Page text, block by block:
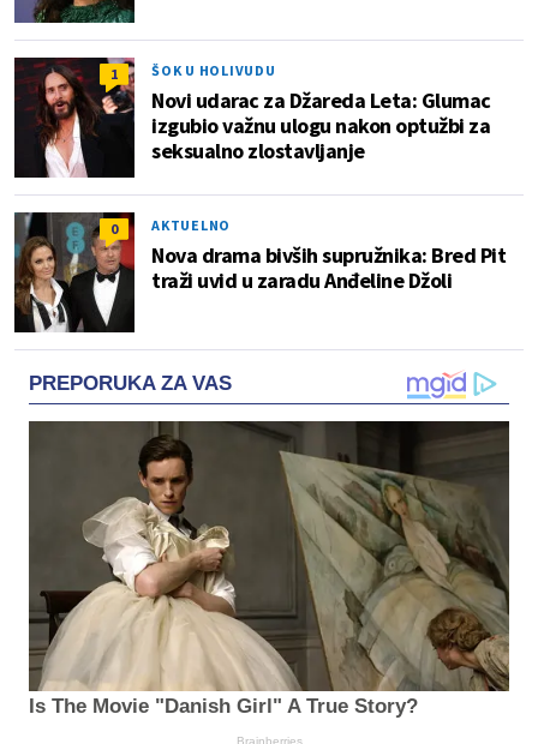
1 ŠOK U HOLIVUDU
Novi udarac za Džareda Leta: Glumac
izgubio važnu ulogu nakon optužbi za
seksualno zlostavljanje
0 AKTUELNO
Nova drama bivših supružnika: Bred Pit
traži uvid u zaradu Anđeline Džoli
PREPORUKA ZA VAS
Is The Movie "Danish Girl" A True Story?
Brainberries